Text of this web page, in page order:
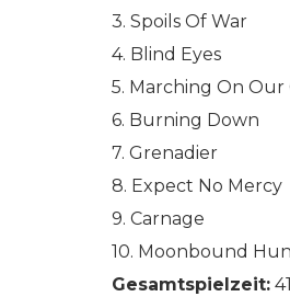
3. Spoils Of War
4. Blind Eyes
5. Marching On Our
6. Burning Down
7. Grenadier
8. Expect No Mercy
9. Carnage
10. Moonbound
Gesamtspielzeit: